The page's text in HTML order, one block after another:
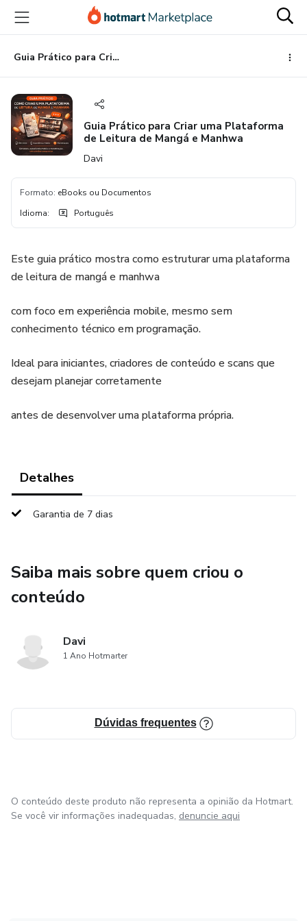
para
conteúdo
principal
para
pagamento
para
rodapé
Guia Prático para Criar uma Plataforma de Leitura de Mangá e Manhwa
Guia Prático para Criar uma Plataforma
de Leitura de Mangá e Manhwa
Davi
Formato: eBooks ou Documentos
Idioma: Português
Este guia prático mostra como estruturar uma plataforma
de leitura de mangá e manhwa
com foco em experiência mobile, mesmo sem
conhecimento técnico em programação.
Ideal para iniciantes, criadores de conteúdo e scans que
desejam planejar corretamente
antes de desenvolver uma plataforma própria.
Detalhes
Garantia de 7 dias
Saiba mais sobre quem criou o
conteúdo
Davi
1 Ano Hotmarter
Dúvidas frequentes
O conteúdo deste produto não representa a opinião da Hotmart.
Se você vir informações inadequadas, denuncie aqui